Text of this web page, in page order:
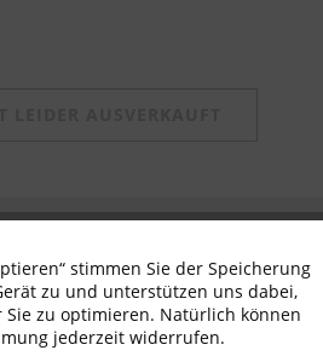
erhalten
✓ Die aktuellsten Trends
Aktiv
Inaktiv
stimmen Sie der Speicherung
zu und unterstützen uns dabei,
zu optimieren. Natürlich können
jederzeit widerrufen.